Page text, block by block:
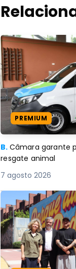
PREMIUM
B. Câmara garante
resgate animal
7 agosto 2026